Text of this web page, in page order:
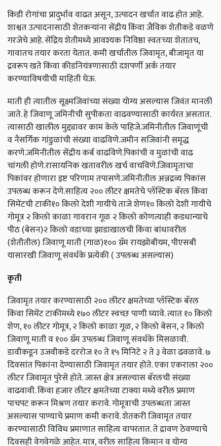
किडी रोगांचा प्रादुर्भाव वाढत असून, उत्पादन खर्चात वाढ होत आहे.
शाश्वत उत्पादनासाठी शेतकऱ्यांना सेंद्रीय किंवा जैविक शेतीकडे वळणे
गरजेचे आहे. सेंद्रिय शेतीमध्ये आवश्यक निविष्ठा स्वतःच्या शेतातच,
गावातच तयार करता येतात. कमी खर्चातील जिवामृत, बीजामृत या
द्रवरूप खते किंवा कीडनियंत्रणासाठी दशपर्णी अर्क तयार
करण्याविषयीची माहिती घेऊ.
माती ही त्यातील सूक्ष्मजिवांच्या संख्या योग्य असल्यास जिवंत मानली
जाते. हे जिवाणू जमिनीची सुपीकता वाढवण्यासाठी कार्यरत असतात.
त्यासाठी खालील मुद्द्यावर काम केले पाहिजे.जमिनीतील जिवाणूंची
व नैसर्गिक गांडुळांची संख्या वाढविणे.जमीन सजिवांनी समृद्ध
करणे.जमिनीतील सेंद्रीय कर्ब वाढविणे.पिकांची व मुळांची वाढ
चांगली होणे.रासायनिक खतावरील खर्च वाचविणे.जिवामृताचा
पिकांवर होणारा इष्ट परिणाम तपासणे.जमिनीतील अन्नद्रव्य पिकांस
उपलब्ध करून देणे.साहित्य २०० लीटर क्षमतेचे प्लॅस्टिक बॅरल किंवा
सिमेंटची टाकी१० किलो देशी गायीचे ताजे शेण१० किलो देशी गायीचे
गोमूत्र २ किलो काळा गावरान गूळ २ किलो कोणत्याही कडधान्याचे
पीठ (बेसन)२ किलो वडाच्या झाडाखालची किंवा बांधावरील
(शेतीतील) जिवाणू माती (गाळ)१०० ग्रॅम रायझोबीयम, पीएसबी
यासारखी जिवाणू संवर्धके प्रत्येकी ( उपलब्ध असल्यास)
कृती
जिवामृत तयार करण्यासाठी २०० लीटर क्षमतेच्या प्लॅस्टिक बॅरल
किंवा सिमेंट टाकीमध्ये १७० लीटर स्वच्छ पाणी घ्यावे. त्यात १० किलो
शेण, १० लीटर गोमूत्र, २ किलो काळा गूळ, २ किलो बेसन, २ किलो
जिवाणू माती व १०० ग्रॅम उपलब्ध जिवाणू संवर्धके मिसळावी.
डावीकडून उजवीकडे दररोज १० ते १५ मिनिटे २ ते ३ वेळा ढवळावे. ७
दिवसांत पिकांना देण्यासाठी जिवामृत तयार होते. एका एकराला २००
लीटर जिवामृत पुरेसे होते. जास्त क्षेत्र असल्यास बॅरलची संख्या
वाढवावी. किंवा हजार लीटर क्षमतेच्या टाक्या मध्ये वरील प्रमाण
पाचपट करून मिश्रण तयार करावे. गोमूत्राची उपलब्धता जास्त
असल्यास पाण्याचे प्रमाण कमी करावे. शेतकरी जिवामृत तयार
करण्यासाठी विविध प्रमाणात साहित्य वापरतात. ते द्रावण ठेवण्याचे
दिवसही वेगवेगळे आहेत. मात्र, वरील साहित्य किमान व योग्य